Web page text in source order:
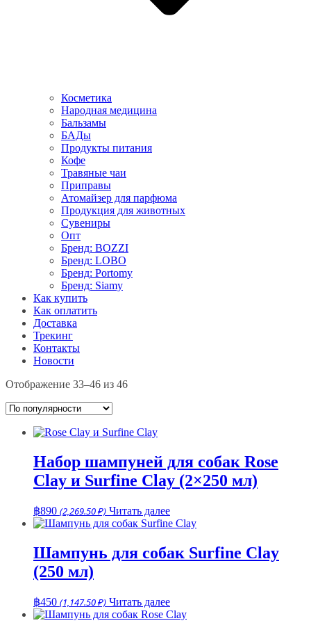
Косметика
Народная медицина
Бальзамы
БАДы
Продукты питания
Кофе
Травяные чаи
Приправы
Атомайзер для парфюма
Продукция для животных
Сувениры
Опт
Бренд: BOZZI
Бренд: LOBO
Бренд: Portomy
Бренд: Siamy
Как купить
Как оплатить
Доставка
Трекинг
Контакты
Новости
Отображение 33–46 из 46Сортировка:
Набор шампуней для собак Rose
Clay и Surfine Clay (2×250 мл)
฿890 (2,269.50 ₽) Читать далее
Шампунь для собак Surfine Clay
(250 мл)
฿450 (1,147.50 ₽) Читать далее